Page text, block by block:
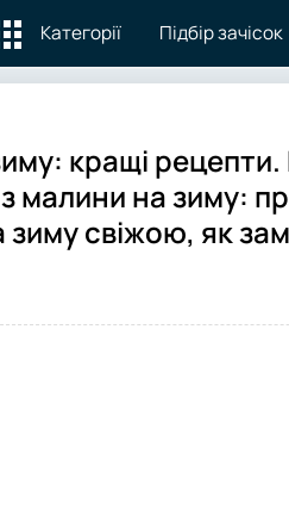
Категорії Підбір зачісок
кращі
малини на зиму:
свіжою, як